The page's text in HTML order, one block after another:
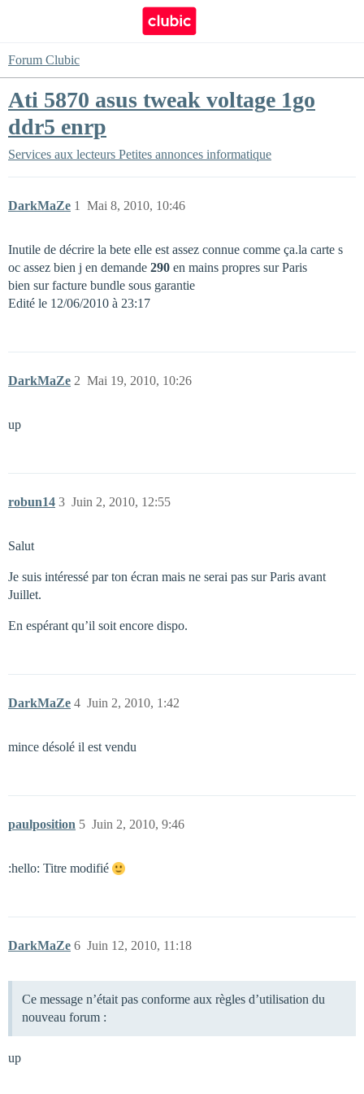
Forum Clubic
Ati 5870 asus tweak voltage 1go
ddr5 enrp
Services aux lecteurs Petites annonces informatique
DarkMaZe Mai 8, 2010, 10:46
1
Inutile de décrire la bete elle est assez connue comme ça.la carte s
oc assez bien j en demande 290 en mains propres sur Paris
bien sur facture bundle sous garantie
Edité le 12/06/2010 à 23:17
DarkMaZe Mai 19, 2010, 10:26
2
up
robun14 Juin 2, 2010, 12:55
3
Salut
Je suis intéressé par ton écran mais ne serai pas sur Paris avant
Juillet.
En espérant qu’il soit encore dispo.
DarkMaZe Juin 2, 2010, 1:42
4
mince désolé il est vendu
paulposition Juin 2, 2010, 9:46
5
:hello: Titre modifié
DarkMaZe Juin 12, 2010, 11:18
6
Ce message n’était pas conforme aux règles d’utilisation du
nouveau forum :
up